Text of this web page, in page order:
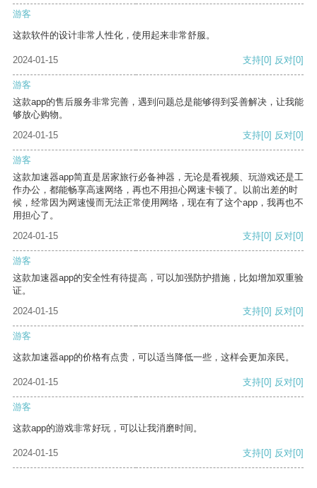
游客
这款软件的设计非常人性化，使用起来非常舒服。
2024-01-15 支持[0] 反对[0]
游客
这款app的售后服务非常完善，遇到问题总是能够得到妥善解决，让我能
够放心购物。
2024-01-15
支持[0] 反对[0]
游客
这款加速器app简直是居家旅行必备神器，无论是看视频、玩游戏还是工
作办公，都能畅享高速网络，再也不用担心网速卡顿了。以前出差的时
候，经常因为网速慢而无法正常使用网络，现在有了这个app，我再也不
用担心了。
2024-01-15
支持[0] 反对[0]
游客
这款加速器app的安全性有待提高，可以加强防护措施，比如增加双重验
证。
2024-01-15
支持[0] 反对[0]
游客
这款加速器app的价格有点贵，可以适当降低一些，这样会更加亲民。
2024-01-15 支持[0] 反对[0]
游客
这款app的游戏非常好玩，可以让我消磨时间。
2024-01-15 支持[0] 反对[0]